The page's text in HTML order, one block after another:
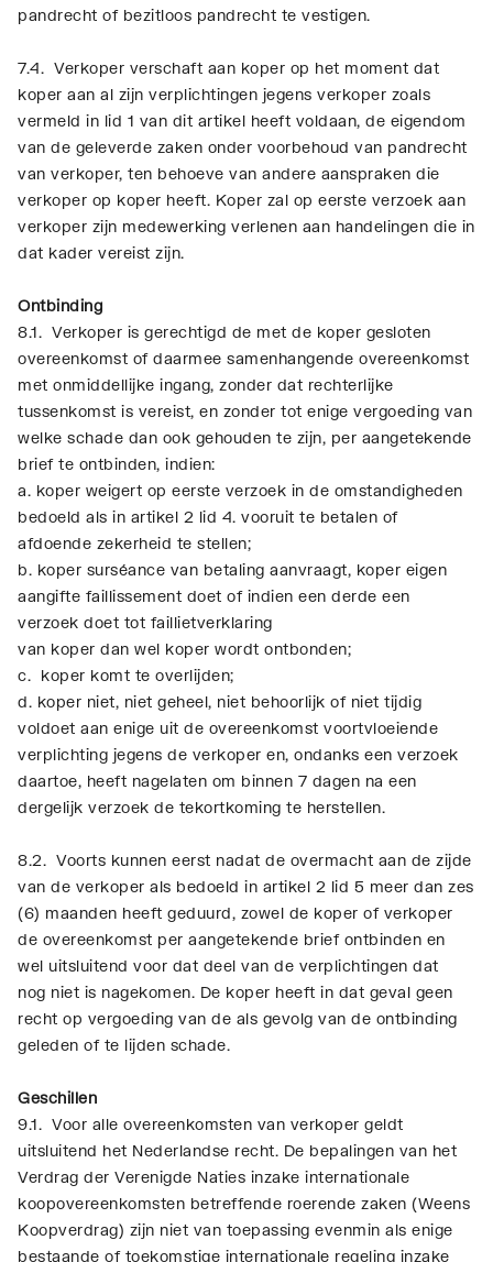
pandrecht of bezitloos pandrecht te vestigen.
7.4. Verkoper verschaft aan koper op het moment dat
koper aan al zijn verplichtingen jegens verkoper zoals
vermeld in lid 1 van dit artikel heeft voldaan, de eigendom
van de geleverde zaken onder voorbehoud van pandrecht
van verkoper, ten behoeve van andere aanspraken die
verkoper op koper heeft. Koper zal op eerste verzoek aan
verkoper zijn medewerking verlenen aan handelingen die in
dat kader vereist zijn.
Ontbinding
8.1. Verkoper is gerechtigd de met de koper gesloten
overeenkomst of daarmee samenhangende overeenkomst
met onmiddellijke ingang, zonder dat rechterlijke
tussenkomst is vereist, en zonder tot enige vergoeding van
welke schade dan ook gehouden te zijn, per aangetekende
brief te ontbinden, indien:
a. koper weigert op eerste verzoek in de omstandigheden
bedoeld als in artikel 2 lid 4. vooruit te betalen of
afdoende zekerheid te stellen;
b. koper surséance van betaling aanvraagt, koper eigen
aangifte faillissement doet of indien een derde een
verzoek doet tot faillietverklaring
van koper dan wel koper wordt ontbonden;
c. koper komt te overlijden;
d. koper niet, niet geheel, niet behoorlijk of niet tijdig
voldoet aan enige uit de overeenkomst voortvloeiende
verplichting jegens de verkoper en, ondanks een verzoek
daartoe, heeft nagelaten om binnen 7 dagen na een
dergelijk verzoek de tekortkoming te herstellen.
8.2. Voorts kunnen eerst nadat de overmacht aan de zijde
van de verkoper als bedoeld in artikel 2 lid 5 meer dan zes
(6) maanden heeft geduurd, zowel de koper of verkoper
de overeenkomst per aangetekende brief ontbinden en
wel uitsluitend voor dat deel van de verplichtingen dat
nog niet is nagekomen. De koper heeft in dat geval geen
recht op vergoeding van de als gevolg van de ontbinding
geleden of te lijden schade.
Geschillen
9.1. Voor alle overeenkomsten van verkoper geldt
uitsluitend het Nederlandse recht. De bepalingen van het
Verdrag der Verenigde Naties inzake internationale
koopovereenkomsten betreffende roerende zaken (Weens
Koopverdrag) zijn niet van toepassing evenmin als enige
bestaande of toekomstige internationale regeling inzake